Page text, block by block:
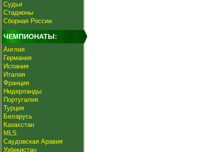
Судьи
Стадионы
Сборная России
ЧЕМПИОНАТЫ:
Англия
Германия
Испания
Италия
Франция
Нидерланды
Португалия
Турция
Беларусь
Казахстан
MLS
Саудовская Аравия
Узбекистан